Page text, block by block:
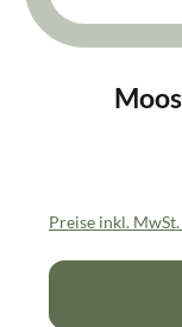
Preise inkl.